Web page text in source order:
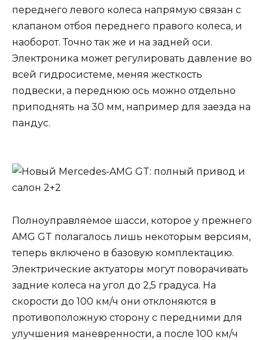
переднего левого колеса напрямую связан с
клапаном отбоя переднего правого колеса, и
наоборот. Точно так же и на задней оси.
Электроника может регулировать давление во
всей гидросистеме, меняя жесткость
подвески, а переднюю ось можно отдельно
приподнять на 30 мм, например для заезда на
пандус.
Полноуправляемое шасси, которое у прежнего
AMG GT полагалось лишь некоторым версиям,
теперь включено в базовую комплектацию.
Электрические актуаторы могут поворачивать
задние колеса на угол до 2,5 градуса. На
скорости до 100 км/ч они отклоняются в
противоположную сторону с передними для
улучшения маневренности, а после 100 км/ч